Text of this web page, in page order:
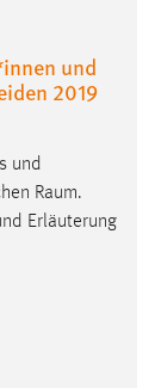
und
2019
und
Raum.
Erläuterung